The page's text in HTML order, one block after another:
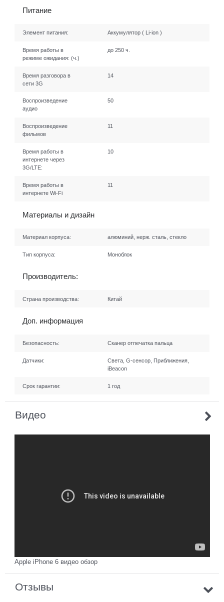
Питание
Элемент питания: Аккумулятор ( Li-ion )
Время работы в
режиме ожидания: (ч.)
до 250 ч.
Время разговора в
сети 3G
14
Воспроизведение
аудио
50
Воспроизведение
фильмов
11
Время работы в
интернете через
3G/LTE:
10
Время работы в
интернете Wi-Fi
11
Материалы и дизайн
Материал корпуса: алюминий, нерж. сталь, стекло
Тип корпуса: Моноблок
Производитель:
Страна производства: Китай
Доп. информация
Безопасность: Сканер отпечатка пальца
Датчики:
Света, G-сенсор, Приближения,
iBeacon
Срок гарантии: 1 год
Видео
Apple iPhone 6 видео обзор
Отзывы